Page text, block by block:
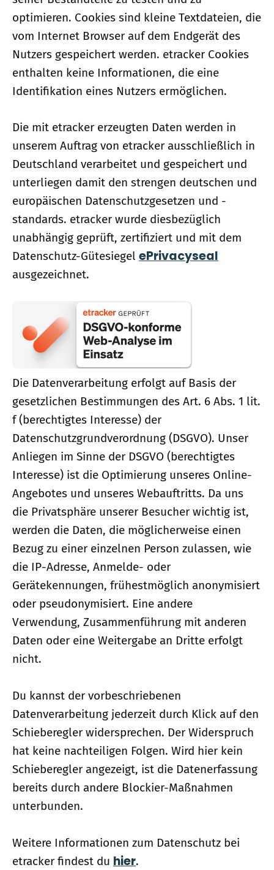
optimieren. Cookies sind kleine Textdateien, die
vom Internet Browser auf dem Endgerät des
Nutzers gespeichert werden. etracker Cookies
enthalten keine Informationen, die eine
Identifikation eines Nutzers ermöglichen.
Die mit etracker erzeugten Daten werden in
unserem Auftrag von etracker ausschließlich in
Deutschland verarbeitet und gespeichert und
unterliegen damit den strengen deutschen und
europäischen Datenschutzgesetzen und -
standards. etracker wurde diesbezüglich
unabhängig geprüft, zertifiziert und mit dem
Datenschutz-Gütesiegel ePrivacyseal
ausgezeichnet.
Die Datenverarbeitung erfolgt auf Basis der
gesetzlichen Bestimmungen des Art. 6 Abs. 1 lit.
f (berechtigtes Interesse) der
Datenschutzgrundverordnung (DSGVO). Unser
Anliegen im Sinne der DSGVO (berechtigtes
Interesse) ist die Optimierung unseres Online-
Angebotes und unseres Webauftritts. Da uns
die Privatsphäre unserer Besucher wichtig ist,
werden die Daten, die möglicherweise einen
Bezug zu einer einzelnen Person zulassen, wie
die IP-Adresse, Anmelde- oder
Gerätekennungen, frühestmöglich anonymisiert
oder pseudonymisiert. Eine andere
Verwendung, Zusammenführung mit anderen
Daten oder eine Weitergabe an Dritte erfolgt
nicht.
Du kannst der vorbeschriebenen
Datenverarbeitung jederzeit durch Klick auf den
Schieberegler widersprechen. Der Widerspruch
hat keine nachteiligen Folgen. Wird hier kein
Schieberegler angezeigt, ist die Datenerfassung
bereits durch andere Blockier-Maßnahmen
unterbunden.
Weitere Informationen zum Datenschutz bei
etracker findest du hier.